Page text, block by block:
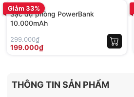
Giảm 33%
Sạc dự phòng PowerBank
10.000mAh
299.000₫
199.000₫
THÔNG TIN SẢN PHẨM